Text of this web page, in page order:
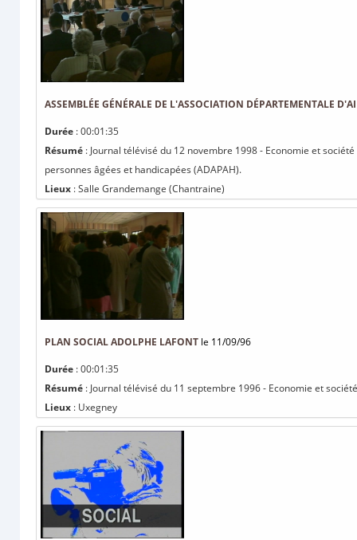
ASSEMBLÉE GÉNÉRALE DE L'ASSOCIATION DÉPARTEMENTALE
Durée : 00:01:35
Résumé : Journal télévisé du 12 novembre 1998 - Economie et
personnes âgées et handicapées (ADAPAH).
Lieux : Salle Grandemange (Chantraine)
PLAN SOCIAL ADOLPHE LAFONT le 11/09/96
Durée : 00:01:35
Résumé : Journal télévisé du 11 septembre 1996 - Economie et
Lieux : Uxegney